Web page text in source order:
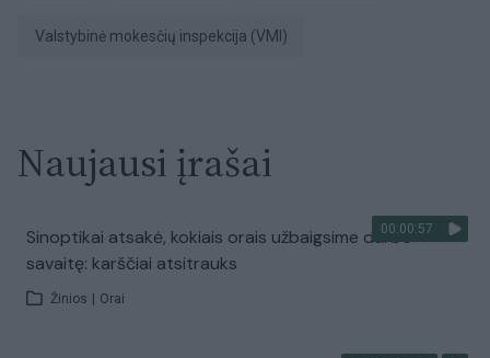
Valstybinė mokesčių inspekcija (VMI)
Naujausi įrašai
00:00:57
Sinoptikai atsakė, kokiais orais užbaigsime darbo
savaitę: karščiai atsitrauks
Žinios Orai